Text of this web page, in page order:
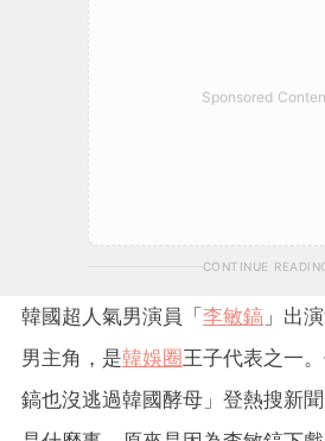
Sponsored
CONTINUE
韓國超人氣男演員「李敏鎬 」出
男主角，是韓娛圈王子代表之一
鎬也沒逃過韓國酵母」登熱搜新